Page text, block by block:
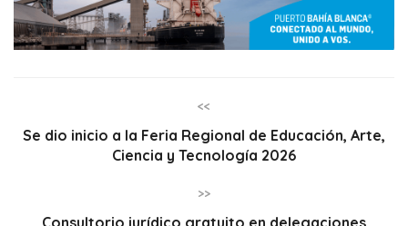
<<
Se dio inicio a la Feria Regional de Educación, Arte,
Ciencia y Tecnología 2026
>>